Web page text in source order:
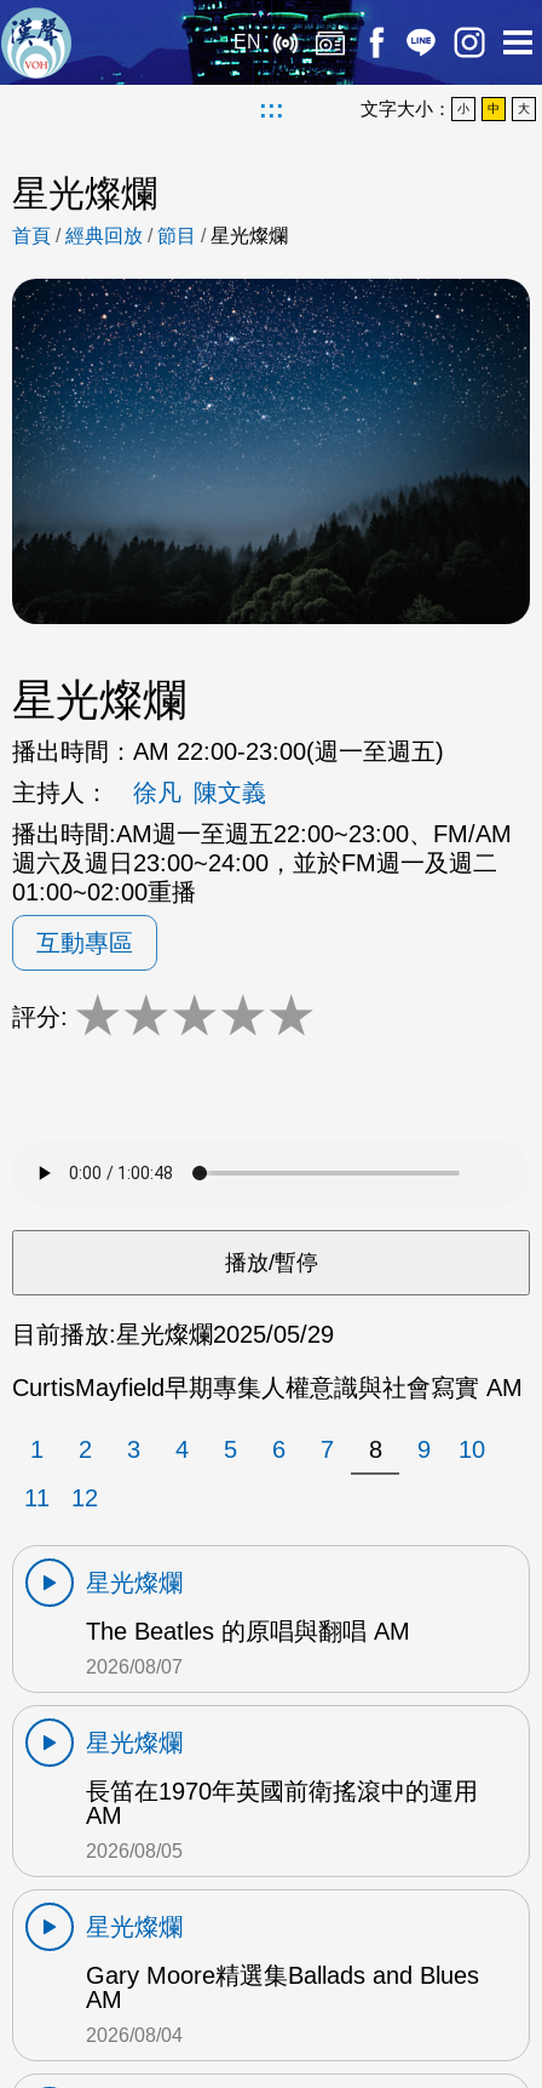
EN
::: 文字大小： 小 中 大
星光燦爛
首頁 /經典回放 /節目 /星光燦爛
星光燦爛
播出時間： AM 22:00-23:00(週一至週五)
主持人：
徐凡 陳文義
播出時間:AM週一至週五22:00~23:00、FM/AM
週六及週日23:00~24:00，並於FM週一及週二
01:00~02:00重播
互動專區
評分: ★★★★★
目前播放:星光燦爛2025/05/29
CurtisMayfield早期專集人權意識與社會寫實 AM
1 2 3 4 5 6 7 8 9
10
11
12
星光燦爛
The Beatles 的原唱與翻唱 AM
2026/08/07
星光燦爛
長笛在1970年英國前衛搖滾中的運用
AM
2026/08/05
星光燦爛
Gary Moore精選集Ballads and Blues
AM
2026/08/04